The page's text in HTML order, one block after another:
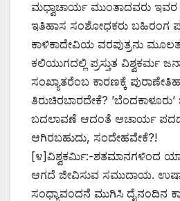
ಮಧ್ವಾಚಾರ್ಯ ಮುಂತಾದವರು ಇವರ
ಇತಿಹಾಸ ಸಂಶೋಧಕರು ಬಹಿರಂಗ
ಕಾಳಿಕಾದೇವಿಯ ವರಪುತ್ರನು
ಕಲಿಯುಗದಲ್ಲಿ ಪ್ರಸ್ತುತ ವಿಶ್ವಕರ್ಮ
ಸಂಖ್ಯಾತರೆಂಬ ಕಾರಣಕ್ಕೆ
ತಿರುಚಿರಬಾರದೇಕೆ?
ಬದಲಾವಣೆ ಆದಂತೆ ಆಚಾರ್ಯ
ಆಗಿರಬಹುದು, ಸಂದೇಹವೇಕೆ?!
[೪]ವಿಶ್ವಕರ್ಮಿ:-ಶತಮಾನಗಳಿಂದ
ಆಗದೆ ಜೀವಿಸುವ ಸಮುದಾಯ.
ಸಂಧ್ಯಾವಂದನೆ ಮುಗಿಸಿ ದೈನಂದಿನ